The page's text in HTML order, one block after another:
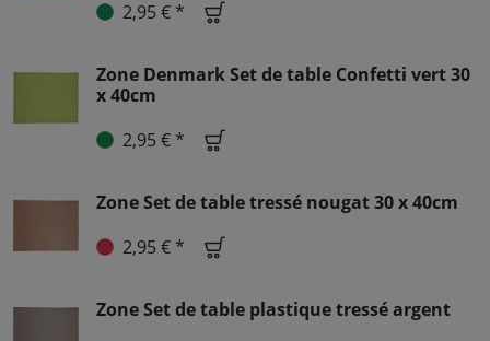
2,95 € *
Zone Denmark Set de table Confetti vert 30
x 40cm
2,95 € *
Zone Set de table tressé nougat 30 x 40cm
2,95 € *
Zone Set de table plastique tressé argent